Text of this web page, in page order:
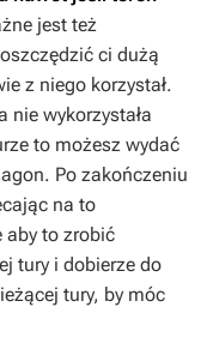
jest też
ci dużą
z niego korzystał.
nie wykorzystała
to możesz wydać
Po zakończeniu
na to
aby to zrobić
tury i dobierze do
tury, by móc